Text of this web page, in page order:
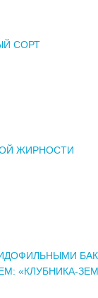
СОРТ
ЖИРНОСТИ
«КЛУБНИКА-